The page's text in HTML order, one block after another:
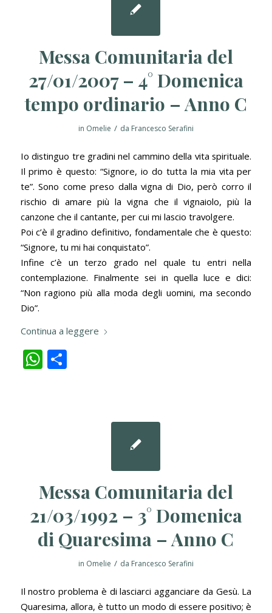
Messa Comunitaria del
27/01/2007 – 4° Domenica
tempo ordinario – Anno C
in Omelie / da Francesco Serafini
Io distinguo tre gradini nel cammino della vita spirituale.
Il primo è questo: “Signore, io do tutta la mia vita per
te”. Sono come preso dalla vigna di Dio, però corro il
rischio di amare più la vigna che il vignaiolo, più la
canzone che il cantante, per cui mi lascio travolgere.
Poi c’è il gradino definitivo, fondamentale che è questo:
“Signore, tu mi hai conquistato”.
Infine c’è un terzo grado nel quale tu entri nella
contemplazione. Finalmente sei in quella luce e dici:
“Non ragiono più alla moda degli uomini, ma secondo
Dio”.
Continua a leggere
WhatsApp
Condividi
Messa Comunitaria del
21/03/1992 – 3° Domenica
di Quaresima – Anno C
in Omelie / da Francesco Serafini
Il nostro problema è di lasciarci agganciare da Gesù. La
Quaresima, allora, è tutto un modo di essere positivo; è